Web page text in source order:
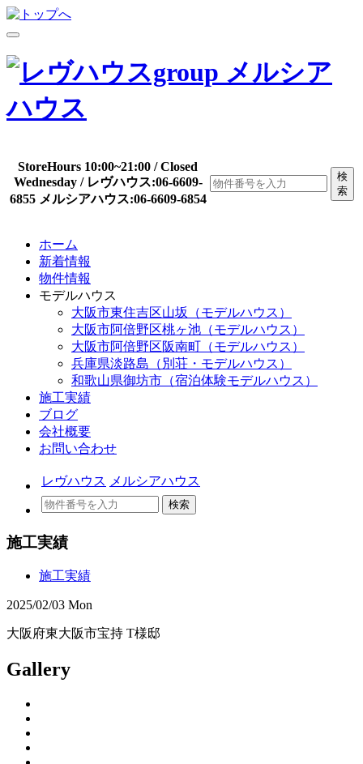
StoreHours 10:00~21:00 / Closed
Wednesday / レヴハウス:06-6609-
6855 メルシアハウス:06-6609-6854
検
索
ホーム
新着情報
物件情報
モデルハウス
大阪市東住吉区山坂（モデルハウス）
大阪市阿倍野区桃ヶ池（モデルハウス）
大阪市阿倍野区阪南町（モデルハウス）
兵庫県淡路島（別荘・モデルハウス）
和歌山県御坊市（宿泊体験モデルハウス）
施工実績
ブログ
会社概要
お問い合わせ
レヴハウス メルシアハウス
検索
施工実績
施工実績
2025/02/03 Mon
大阪府東大阪市宝持 T様邸
Gallery